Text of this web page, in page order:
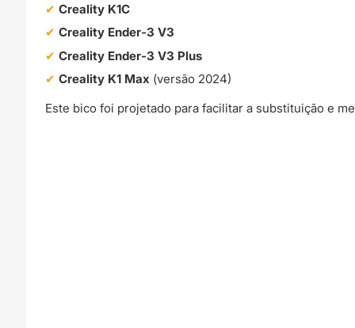
Creality K1C
Creality Ender-3 V3
Creality Ender-3 V3 Plus
Creality K1 Max (versão 2024)
Este bico foi projetado para facilitar a substituição e